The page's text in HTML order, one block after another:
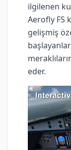
ilgilenen
Aerofly FS
gelişmiş
eder.